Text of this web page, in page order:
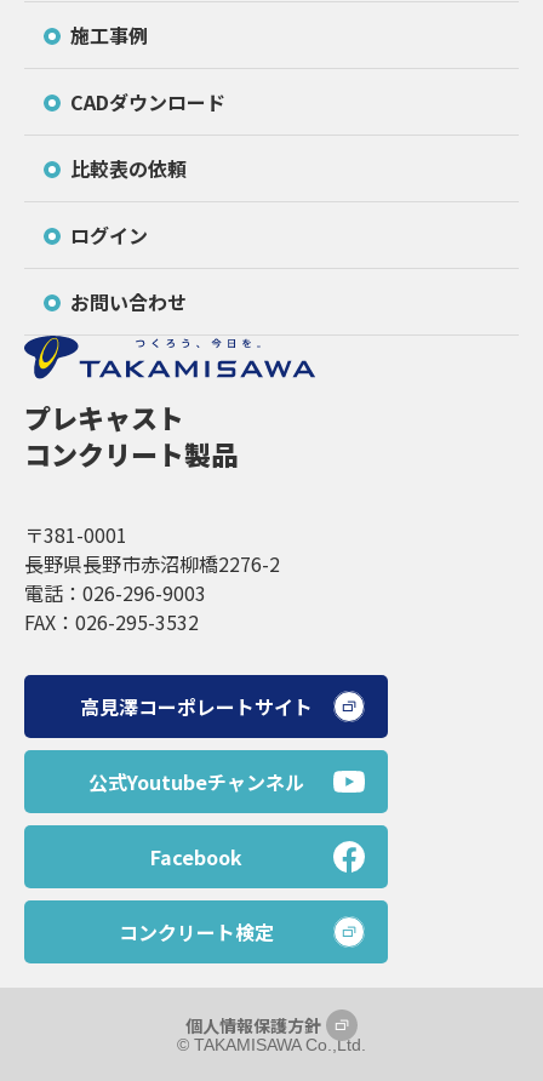
プレキャスト
コンクリート製品
〒381-0001
長野県長野市赤沼柳橋2276-2
電話：026-296-9003
FAX：026-295-3532
高見澤コーポレートサイト
公式Youtubeチャンネル
Facebook
コンクリート検定
施工事例
CADダウンロード
比較表の依頼
ログイン
お問い合わせ
個人情報保護方針
©︎ TAKAMISAWA Co.,Ltd.